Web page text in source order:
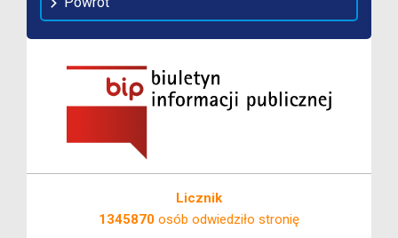
Licznik
1345870 osób odwiedziło stronię